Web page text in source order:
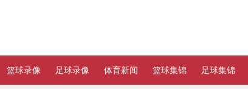
篮球录像 足球录像 体育新闻 篮球集锦 足球集锦